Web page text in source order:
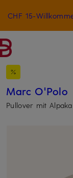
ZUM HAUPTINHALT
CHF 15-
Marc O'Polo
Pullover mit Alpaka